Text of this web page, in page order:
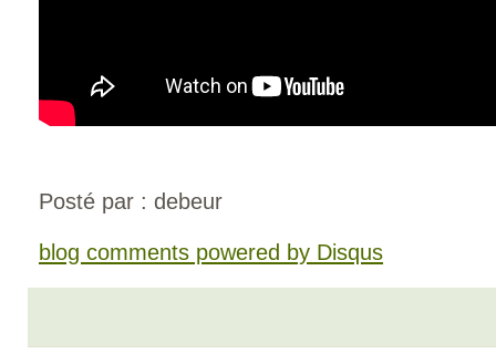
Posté par : debeur
blog comments powered by Disqus